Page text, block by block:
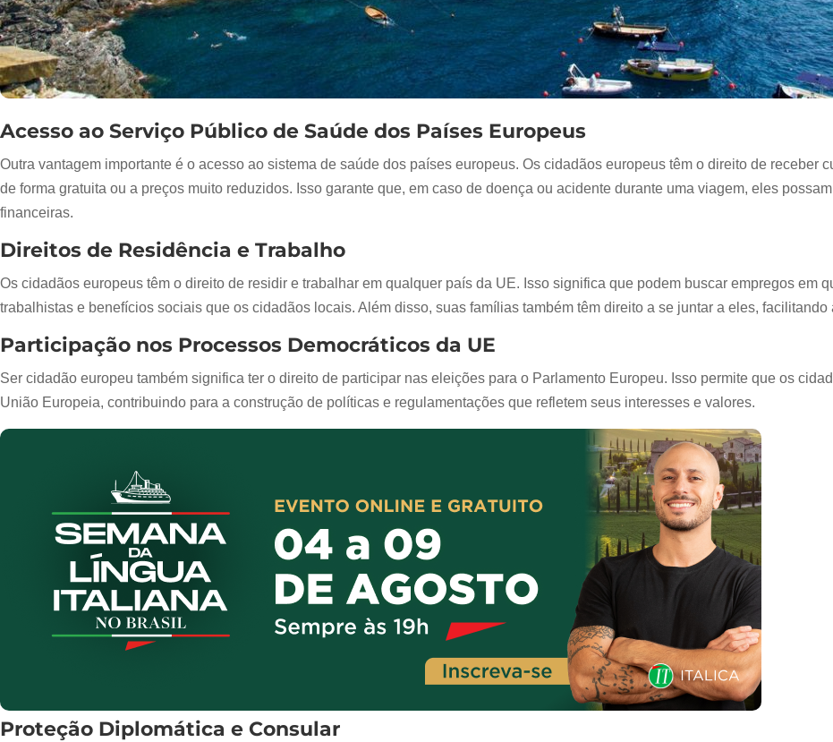
Acesso ao Serviço Público de Saúde dos Países Europeus
Outra vantagem importante é o acesso ao sistema de saúde dos países europeus. Os cidadãos europeus têm o direito de receber
de forma gratuita ou a preços muito reduzidos. Isso garante que, em caso de doença ou acidente durante uma viagem, eles
financeiras.
Direitos de Residência e Trabalho
Os cidadãos europeus têm o direito de residir e trabalhar em qualquer país da UE. Isso significa que podem buscar empregos em
trabalhistas e benefícios sociais que os cidadãos locais. Além disso, suas famílias também têm direito a se juntar a eles,
Participação nos Processos Democráticos da UE
Ser cidadão europeu também significa ter o direito de participar nas eleições para o Parlamento Europeu. Isso permite que os
União Europeia, contribuindo para a construção de políticas e regulamentações que refletem seus interesses e valores.
Proteção Diplomática e Consular